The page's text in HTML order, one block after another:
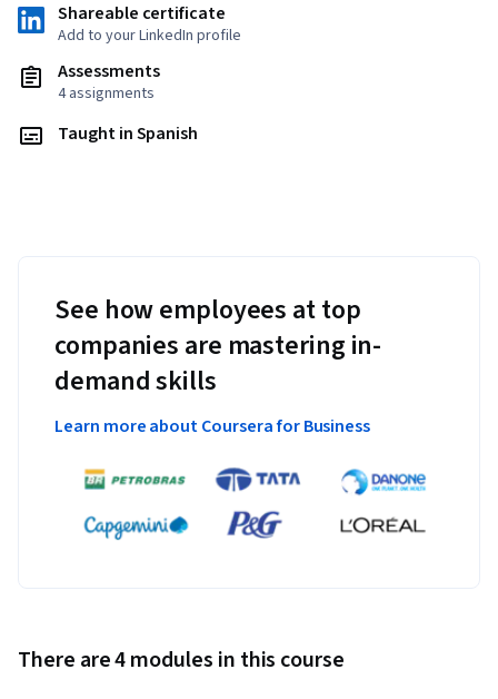
Shareable certificate
Add to your LinkedIn profile
Assessments
4 assignments
Taught in Spanish
See how employees at top
companies are mastering in-
demand skills
Learn more about Coursera for Business
There are 4 modules in this course